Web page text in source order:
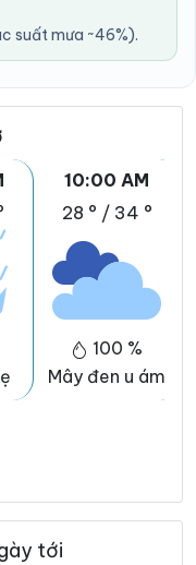
suất mưa ~46%).
10:00 AM
28 ° / 34 °
100 %
Mây đen u ám
tới